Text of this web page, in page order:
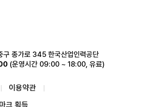
종가로 345 한국산업인력공단
(운영시간 09:00 ~ 18:00, 유료)
이용약관
크 획득